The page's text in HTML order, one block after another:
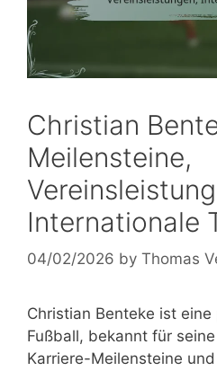
Christian
Meilensteine,
Internationale
04/02/2026 by Thomas
Christian Benteke ist
Fußball, bekannt für
Karriere-Meilensteine